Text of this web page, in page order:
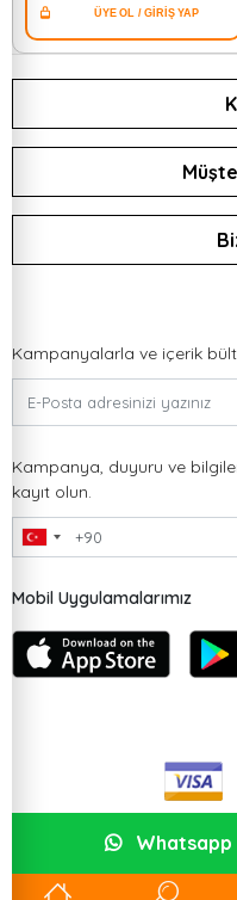
Kampanyalarla ve içerik
Kampanya, duyuru ve
kayıt olun.
Mobil Uygulamalarımız
Whatsapp